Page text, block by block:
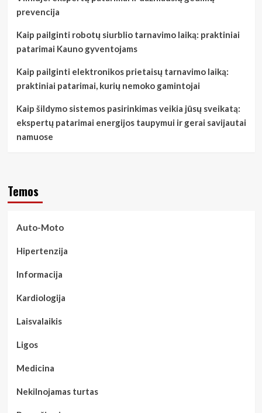
prevencija
Kaip pailginti robotų siurblio tarnavimo laiką: praktiniai
patarimai Kauno gyventojams
Kaip pailginti elektronikos prietaisų tarnavimo laiką:
praktiniai patarimai, kurių nemoko gamintojai
Kaip šildymo sistemos pasirinkimas veikia jūsų sveikatą:
ekspertų patarimai energijos taupymui ir gerai savijautai
namuose
Temos
Auto-Moto
Hipertenzija
Informacija
Kardiologija
Laisvalaikis
Ligos
Medicina
Nekilnojamas turtas